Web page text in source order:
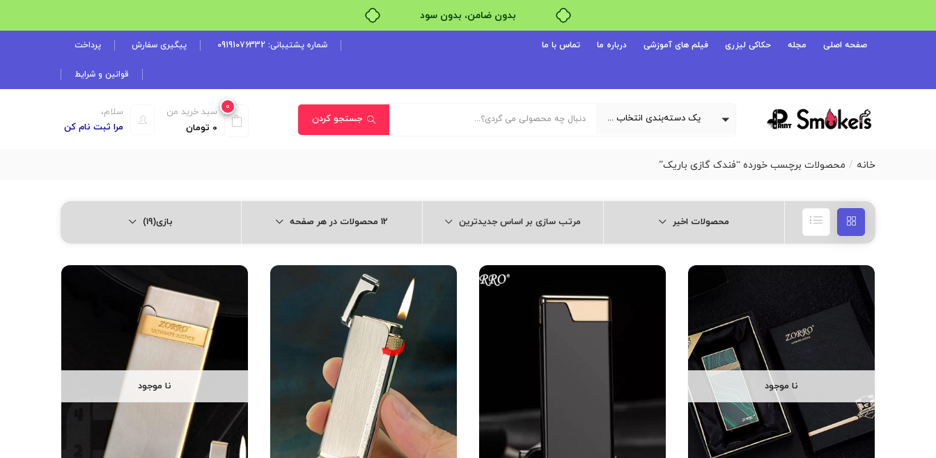
خرید قسطی با ترب‌پی
صفحه اصلی مجله حکاکی لیزری فیلم های آموزشی درباره ما تماس با ما شماره پشتیبانی: 09191076332 پیگیری سفارش پرداخت
قوانین و شرایط
یک دسته‌بندی انتخاب کنید جستجو کردن
سلام،
مرا ثبت نام کن
0
سبد خرید من
0 تومان
خانه محصولات برچسب خورده “فندک گازی باریک”
محصولات اخیر مرتب سازی بر اساس جدیدترین 12 محصولات در هر صفحه بازی(19)
نا موجود نا موجود